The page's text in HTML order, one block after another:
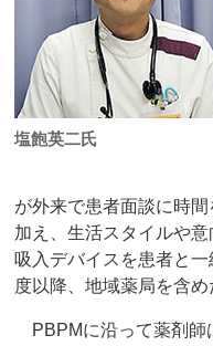
塩飽英二氏
が外来で患者面談に時
加え、生活スタイルや
吸入デバイスを患者と
度以降、地域薬局を含
PBPMに沿って薬剤師